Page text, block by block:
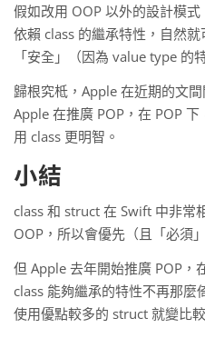
假如改用 OOP 以外的設計模
依賴 class 的繼承特性，自然
「安全」（因為 value type 的
歸根究柢，Apple 在近期的文
Apple 在推廣 POP，在 POP
用 class 更明智。
小結
class 和 struct 在 Swift 中非常
OOP，所以會優先（且「必須
但 Apple 去年開始推廣 POP，
class 能夠繼承的特性不再那麼
使用優點較多的 struct 就變比